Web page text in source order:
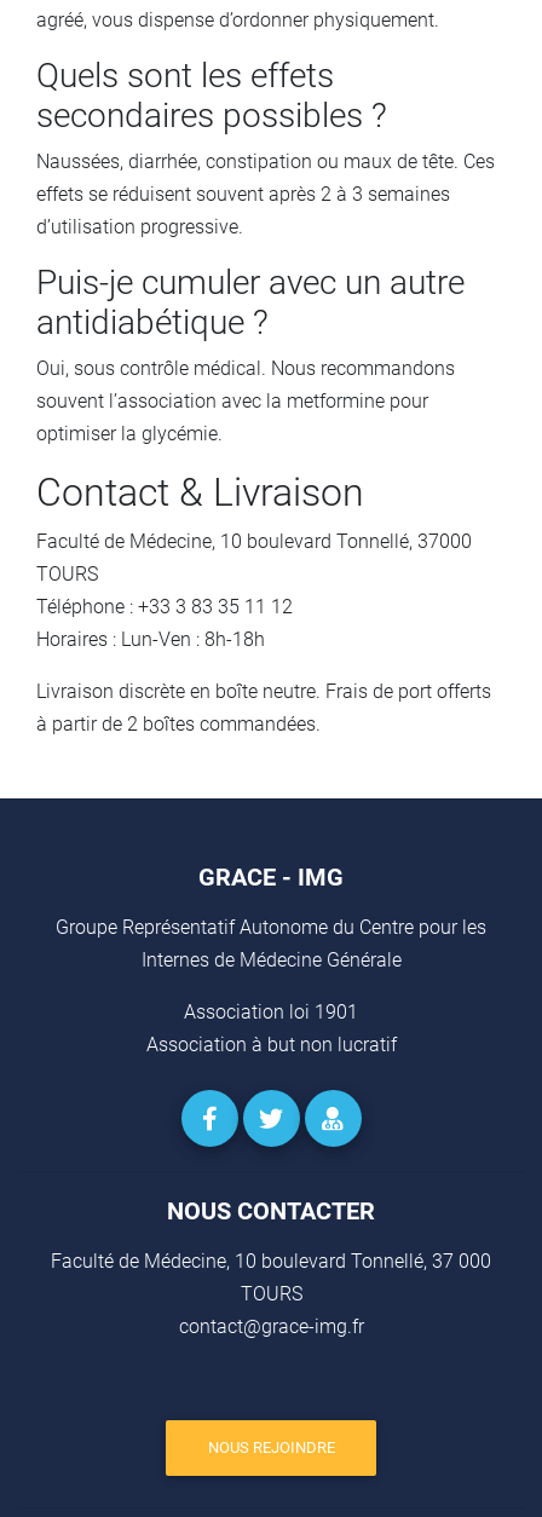
agréé, vous dispense d’ordonner physiquement.
Quels sont les effets
secondaires possibles ?
Naussées, diarrhée, constipation ou maux de tête. Ces
effets se réduisent souvent après 2 à 3 semaines
d’utilisation progressive.
Puis-je cumuler avec un autre
antidiabétique ?
Oui, sous contrôle médical. Nous recommandons
souvent l’association avec la metformine pour
optimiser la glycémie.
Contact & Livraison
Faculté de Médecine, 10 boulevard Tonnellé, 37000
TOURS
Téléphone : +33 3 83 35 11 12
Horaires : Lun-Ven : 8h-18h
Livraison discrète en boîte neutre. Frais de port offerts
à partir de 2 boîtes commandées.
GRACE - IMG
Groupe Représentatif Autonome du Centre pour les
Internes de Médecine Générale
Association loi 1901
Association à but non lucratif
NOUS CONTACTER
Faculté de Médecine, 10 boulevard Tonnellé, 37 000
TOURS
contact@grace-img.fr
NOUS REJOINDRE